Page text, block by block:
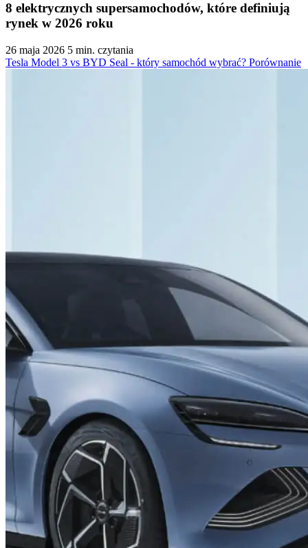
8 elektrycznych supersamochodów, które definiują
rynek w 2026 roku
26 maja 2026 5 min. czytania
Tesla Model 3 vs BYD Seal - który samochód wybrać? Porównanie